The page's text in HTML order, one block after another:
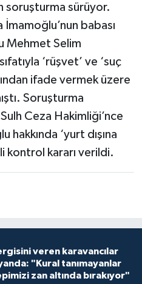
soruşturma sürüyor.
babası
Mehmet Selim
‘rüşvet’ ve ‘suç
ifade vermek üzere
Soruşturma
Ceza Hakimliği’nce
hakkında ‘yurt dışına
kontrol kararı verildi.
veren karavancılar
"Kural tanımayanlar
zan altında bırakıyor"